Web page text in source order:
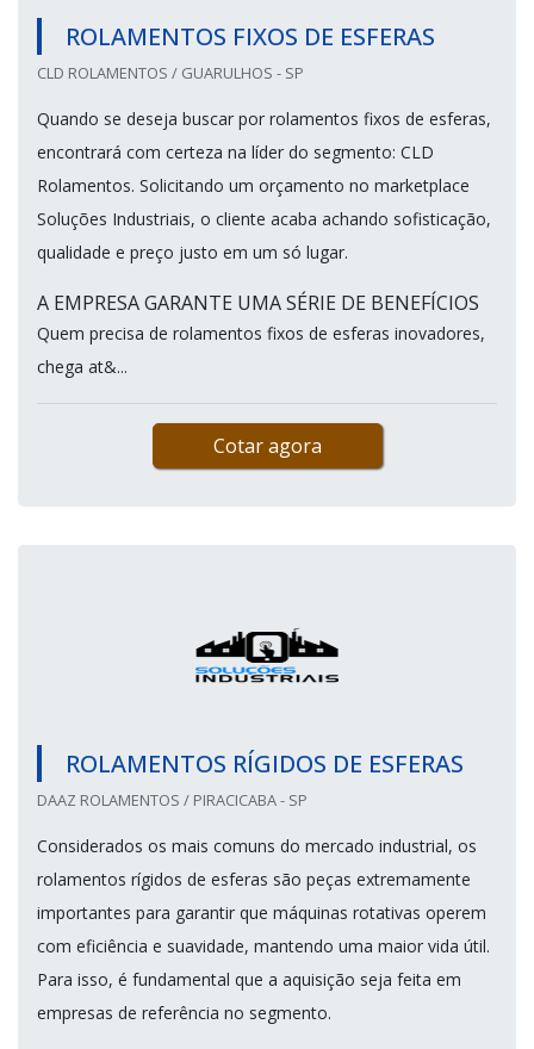
ROLAMENTOS FIXOS DE ESFERAS
CLD ROLAMENTOS / GUARULHOS - SP
Quando se deseja buscar por rolamentos fixos de esferas,
encontrará com certeza na líder do segmento: CLD
Rolamentos. Solicitando um orçamento no marketplace
Soluções Industriais, o cliente acaba achando sofisticação,
qualidade e preço justo em um só lugar.
A EMPRESA GARANTE UMA SÉRIE DE BENEFÍCIOS
Quem precisa de rolamentos fixos de esferas inovadores,
chega at&...
Cotar agora
ROLAMENTOS RÍGIDOS DE ESFERAS
DAAZ ROLAMENTOS / PIRACICABA - SP
Considerados os mais comuns do mercado industrial, os
rolamentos rígidos de esferas são peças extremamente
importantes para garantir que máquinas rotativas operem
com eficiência e suavidade, mantendo uma maior vida útil.
Para isso, é fundamental que a aquisição seja feita em
empresas de referência no segmento.